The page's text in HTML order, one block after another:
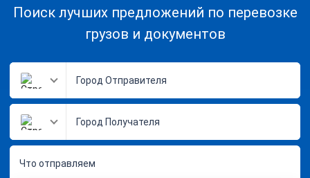
Поиск лучших предложений по перевозке
грузов и документов
Что отправляем